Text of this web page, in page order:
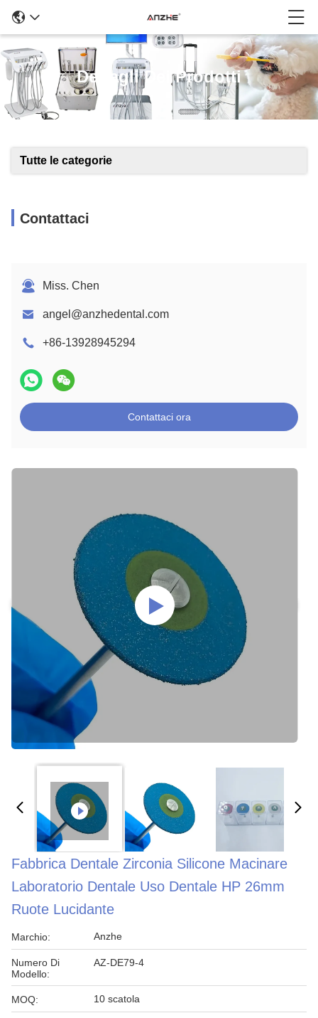
Dettagli Dei Prodotti
Tutte le categorie
Contattaci
Miss. Chen
angel@anzhedental.com
+86-13928945294
Contattaci ora
Fabbrica Dentale Zirconia Silicone Macinare
Laboratorio Dentale Uso Dentale HP 26mm
Ruote Lucidante
Marchio: Anzhe
Numero Di
Modello:
AZ-DE79-4
MOQ: 10 scatola